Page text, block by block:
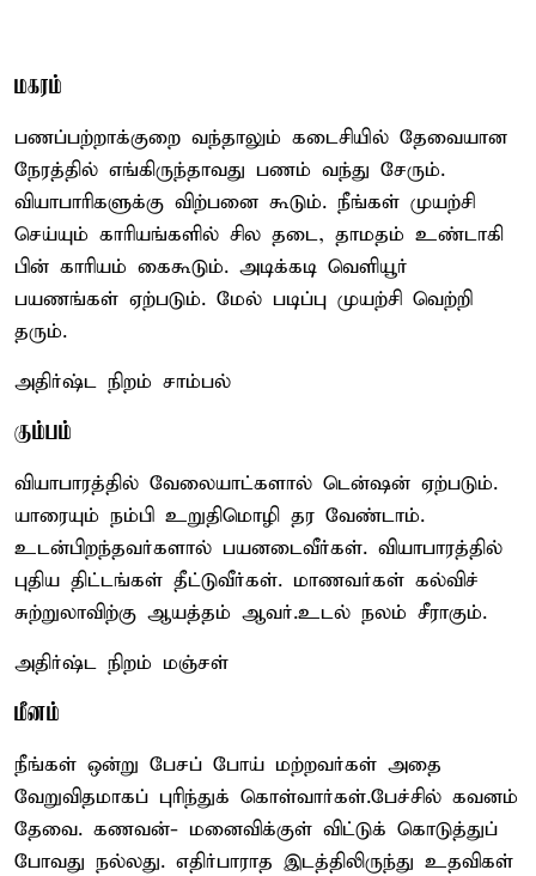
மகரம்
பணப்பற்றாக்குறை வந்தாலும் கடைசியில் தேவையான
நேரத்தில் எங்கிருந்தாவது பணம் வந்து சேரும்.
வியாபாரிகளுக்கு விற்பனை கூடும். நீங்கள் முயற்சி
செய்யும் காரியங்களில் சில தடை, தாமதம் உண்டாகி
பின் காரியம் கைகூடும். அடிக்கடி வெளியூர்
பயணங்கள் ஏற்படும். மேல் படிப்பு முயற்சி வெற்றி
தரும்.
அதிர்ஷ்ட நிறம் சாம்பல்
கும்பம்
வியாபாரத்தில் வேலையாட்களால் டென்ஷன் ஏற்படும்.
யாரையும் நம்பி உறுதிமொழி தர வேண்டாம்.
உடன்பிறந்தவர்களால் பயனடைவீர்கள். வியாபாரத்தில்
புதிய திட்டங்கள் தீட்டுவீர்கள். மாணவர்கள் கல்விச்
சுற்றுலாவிற்கு ஆயத்தம் ஆவர்.உடல் நலம் சீராகும்.
அதிர்ஷ்ட நிறம் மஞ்சள்
மீனம்
நீங்கள் ஒன்று பேசப் போய் மற்றவர்கள் அதை
வேறுவிதமாகப் புரிந்துக் கொள்வார்கள்.பேச்சில் கவனம்
தேவை. கணவன்- மனைவிக்குள் விட்டுக் கொடுத்துப்
போவது நல்லது. எதிர்பாராத இடத்திலிருந்து உதவிகள்